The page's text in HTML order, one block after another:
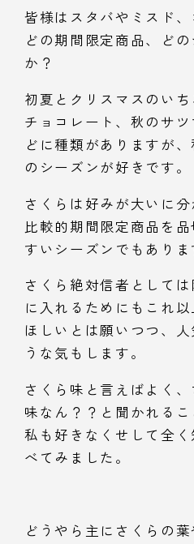
皆様はスタバやミスド
どの期間限定商品、ど
か？
初夏とクリスマスのい
チョコレート、秋のサ
どに種類がありますが
のシーズンが好きです。
さくらは好みが大いに分
比較的期間限定商品を
すいシーズンでもありま
さくら絶対信者として
に入れるためにもこれ
ほしいとは願いつつ、
うな気もします。
さくら味と言えばよく
味なん？？と聞かれるこ
私も好きなくせして全
べてみました。
どうやら主にさくらの